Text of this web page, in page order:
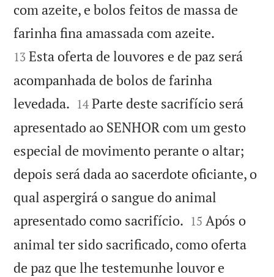
com azeite, e bolos feitos de massa de
farinha fina amassada com azeite.
13 Esta oferta de louvores e de paz será
acompanhada de bolos de farinha
levedada. 

14 Parte deste sacrifício será
apresentado ao SENHOR com um gesto
especial de movimento perante o altar;
depois será dada ao sacerdote oficiante, o
qual aspergirá o sangue do animal
apresentado como sacrifício. 

15 Após o
animal ter sido sacrificado, como oferta
de paz que lhe testemunhe louvor e